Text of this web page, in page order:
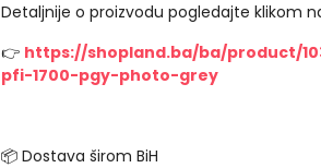
Detaljnije o proizvodu pogledajte klikom
👉 https://shopland.ba/ba/product/
pfi-1700-pgy-photo-grey
📦 Dostava širom BiH